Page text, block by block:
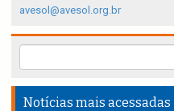
avesol@avesol.org.br
Notícias mais acessadas